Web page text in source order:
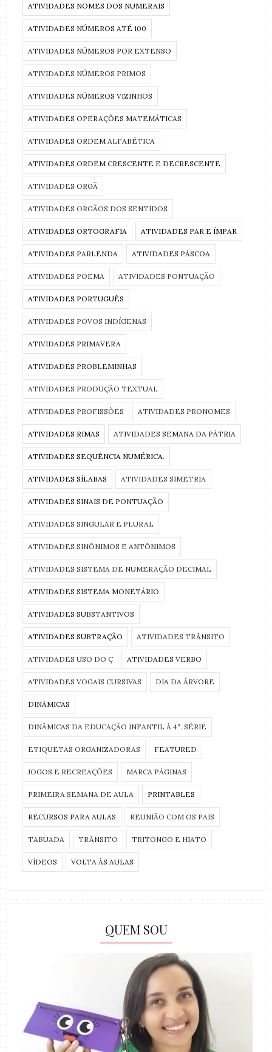
ATIVIDADES NOMES DOS NUMERAIS
ATIVIDADES NÚMEROS ATÉ 100
ATIVIDADES NÚMEROS POR EXTENSO
ATIVIDADES NÚMEROS PRIMOS
ATIVIDADES NÚMEROS VIZINHOS
ATIVIDADES OPERAÇÕES MATEMÁTICAS
ATIVIDADES ORDEM ALFABÉTICA
ATIVIDADES ORDEM CRESCENTE E DECRESCENTE
ATIVIDADES ORGÃ
ATIVIDADES ORGÃOS DOS SENTIDOS
ATIVIDADES ORTOGRAFIA ATIVIDADES PAR E ÍMPAR
ATIVIDADES PARLENDA ATIVIDADES PÁSCOA
ATIVIDADES POEMA ATIVIDADES PONTUAÇÃO
ATIVIDADES PORTUGUÊS
ATIVIDADES POVOS INDÍGENAS
ATIVIDADES PRIMAVERA
ATIVIDADES PROBLEMINHAS
ATIVIDADES PRODUÇÃO TEXTUAL
ATIVIDADES PROFISSÕES ATIVIDADES PRONOMES
ATIVIDADES RIMAS ATIVIDADES SEMANA DA PÁTRIA
ATIVIDADES SEQUÊNCIA NUMÉRICA.
ATIVIDADES SÍLABAS ATIVIDADES SIMETRIA
ATIVIDADES SINAIS DE PONTUAÇÃO
ATIVIDADES SINGULAR E PLURAL
ATIVIDADES SINÔNIMOS E ANTÔNIMOS
ATIVIDADES SISTEMA DE NUMERAÇÃO DECIMAL
ATIVIDADES SISTEMA MONETÁRIO
ATIVIDADES SUBSTANTIVOS
ATIVIDADES SUBTRAÇÃO ATIVIDADES TRÂNSITO
ATIVIDADES USO DO Ç ATIVIDADES VERBO
ATIVIDADES VOGAIS CURSIVAS DIA DA ÁRVORE
DINÂMICAS
DINÂMICAS DA EDUCAÇÃO INFANTIL À 4ª. SÉRIE
ETIQUETAS ORGANIZADORAS FEATURED
JOGOS E RECREAÇÕES MARCA PÁGINAS
PRIMEIRA SEMANA DE AULA PRINTABLES
RECURSOS PARA AULAS REUNIÃO COM OS PAIS
TABUADA TRÂNSITO TRITONGO E HIATO
VÍDEOS VOLTA ÀS AULAS
QUEM SOU